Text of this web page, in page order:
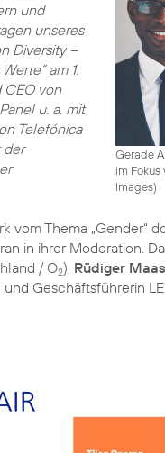
Gerade
im Fokus
Images)
und
unseres
Diversity –
am 1.
CEO von
u. a. mit
Telefónica
vom Thema „Gender“
in ihrer Moderation.
/ O2), Rüdiger Maas
und Geschäftsführerin